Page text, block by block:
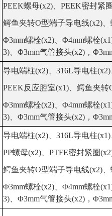
PEEK螺母(x2)、PEEK密封紧
鳄鱼夹转O型端子导电线(x2)
Φ3mm螺栓(x2)、Φ4mm螺栓
3)、Φ3mm气管接头(x2)，
导电端柱(x2)、316L导电柱(x2)
PEEK反应腔室(x1)、鳄鱼夹转
Φ3mm螺栓(x2)、Φ4mm螺栓
3)、Φ3mm气管接头(x2)，
导电端柱(x2)、316L导电柱(x1)
PP螺母(x2)、PTFE密封紧圈
鳄鱼夹转O型端子导电线(x2)
Φ3mm螺栓(x2)、Φ4mm螺栓
3)、Φ3mm气管接头(x2)，